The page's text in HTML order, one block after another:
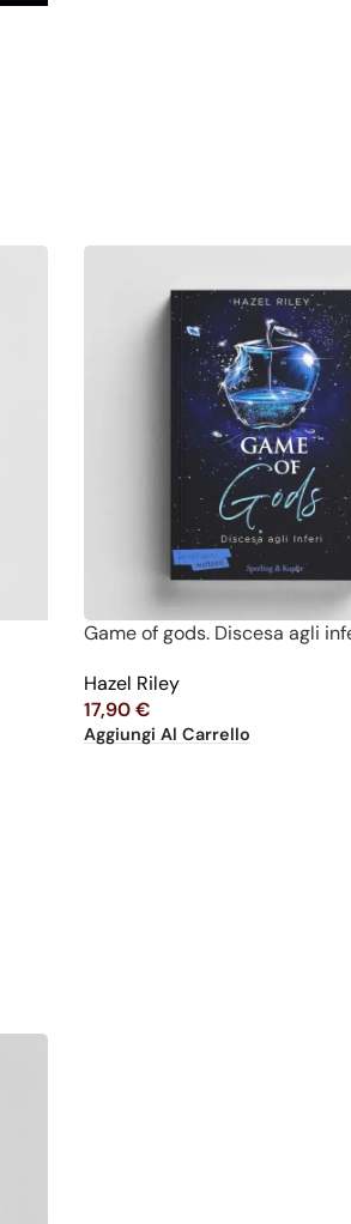
Game of gods. Discesa agli
Hazel Riley
17,90€
Aggiungi Al Carrello